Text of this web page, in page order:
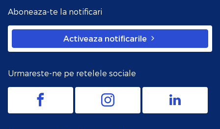
Aboneaza-te la notificari
Activeaza notificarile
Urmareste-ne pe retelele sociale